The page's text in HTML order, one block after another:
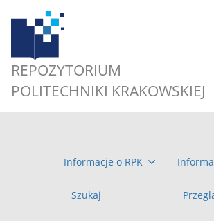
REPOZYTORIUM
POLITECHNIKI KRAKOWSKIEJ
Informacje o RPK
Szukaj